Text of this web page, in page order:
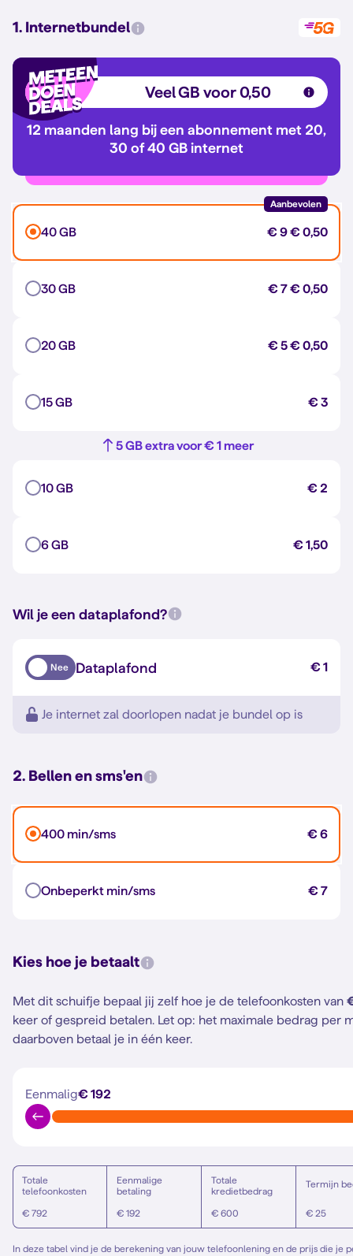
1. Internetbundel
Veel GB voor 0,50
12 maanden lang bij een abonnement met 20,
30 of 40 GB internet
Aanbevolen
40 GB € 9€ 0,50
30 GB € 7€ 0,50
20 GB € 5€ 0,50
15 GB € 3
5 GB extra voor € 1 meer
10 GB € 2
6 GB € 1,50
Wil je een dataplafond?
Nee Dataplafond € 1
Je internet zal doorlopen nadat je bundel op is
2. Bellen en sms'en
400 min/sms € 6
Onbeperkt min/sms € 7
Kies hoe je betaalt
Met dit schuifje bepaal jij zelf hoe je de telefoonkosten van
keer of gespreid betalen. Let op: het maximale bedrag per
daarboven betaal je in één keer.
Eenmalig€ 192
Totale
telefoonkosten
€ 792
Eenmalige
betaling
€ 192
Totale
kredietbedrag
€ 600
Termijn
€ 25
In deze tabel vind je de berekening van jouw telefoonlening en de prijs die je